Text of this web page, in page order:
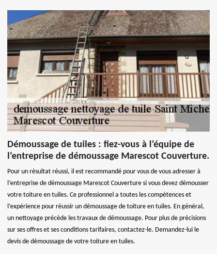
Démoussage de tuiles : fiez-vous à l’équipe de
l’entreprise de démoussage Marescot Couverture.
Pour un résultat réussi, il est recommandé pour vous de vous adresser à
l’entreprise de démoussage Marescot Couverture si vous devez démousser
votre toiture en tuiles. Ce professionnel a toutes les compétences et
l’expérience pour réussir un démoussage de toiture en tuiles. En général,
un nettoyage précède les travaux de démoussage. Pour plus de précisions
sur ses offres et ses conditions tarifaires, contactez-le. Demandez-lui le
devis de démoussage de votre toiture en tuiles.